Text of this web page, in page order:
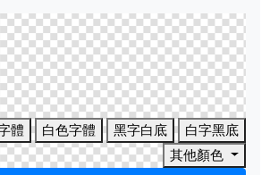
體 白色字體 黑字白底
白字黑底
其他顏色